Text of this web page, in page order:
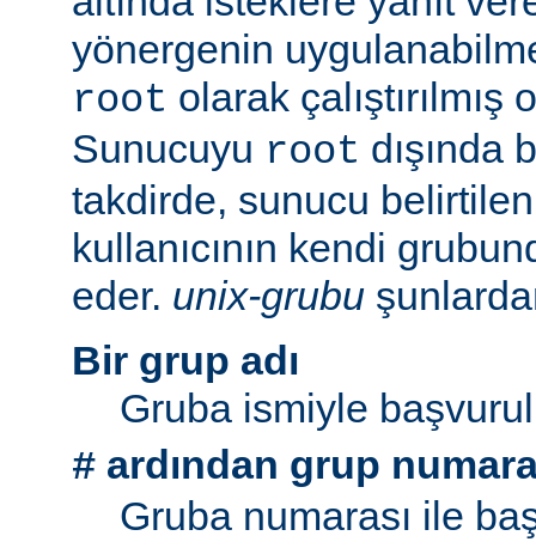
yönergenin
root olarak çalıştırılmış
Sunucuyu root dışında
takdirde, sunucu
kullanıcının kendi
eder. unix-grubu
Bir grup adı
Gruba ismiyle
# ardından grup
Gruba numarası ile